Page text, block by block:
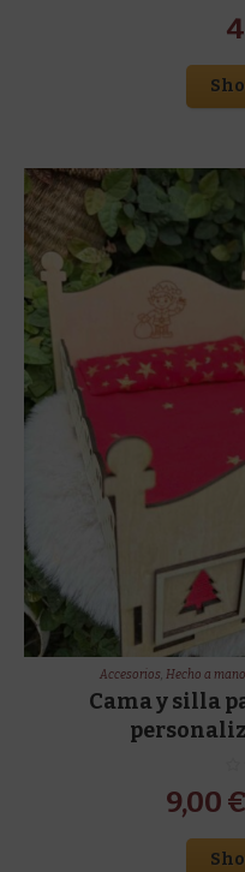
Accesorios, Hecho a mano
Cama y silla
9,00 €